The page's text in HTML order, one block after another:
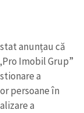
anunțau că
Imobil Grup”
a
persoane în
a